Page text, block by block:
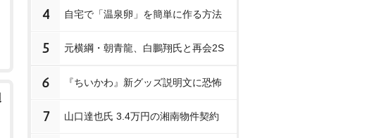
4 自宅で「温泉卵」を簡単に作る方法
5 元横綱・朝青龍、白鵬翔氏と再会2S
6 『ちいかわ』新グッズ説明文に恐怖
7 山口達也氏 3.4万円の湘南物件契約